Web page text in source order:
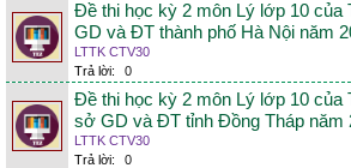
Đề thi học kỳ 2 môn Lý lớp 10
GD và ĐT thành phố Hà Nội năm
LTTK CTV30
Trả lời:
0
Đề thi học kỳ 2 môn Lý lớp 10 của
sở GD và ĐT tỉnh Đồng Tháp năm
LTTK CTV30
Trả lời:
0